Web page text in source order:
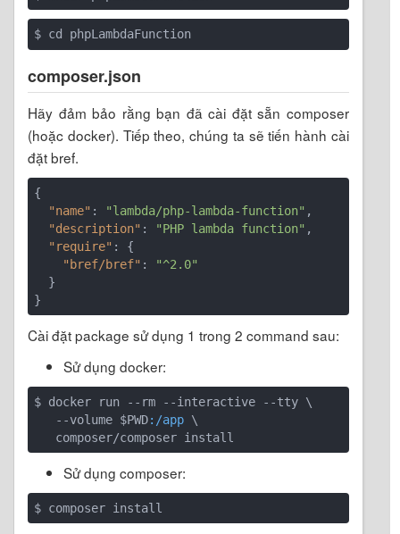
$ cd phpLambdaFunction
composer.json
Hãy đảm bảo rằng bạn đã cài đặt sẵn composer
(hoặc docker). Tiếp theo, chúng ta sẽ tiến hành cài
đặt bref.
{
"name" : "lambda/php-lambda-function" ,
"description" : "PHP lambda function" ,
"require" : {
"bref/bref" :
"^2.0"
Cài đặt package sử dụng 1 trong 2 command sau:
Sử dụng docker:
$ docker run --rm --interactive --tty \
   --volume $PWD
:/app \
   composer/composer install
Sử dụng composer:
$ composer install